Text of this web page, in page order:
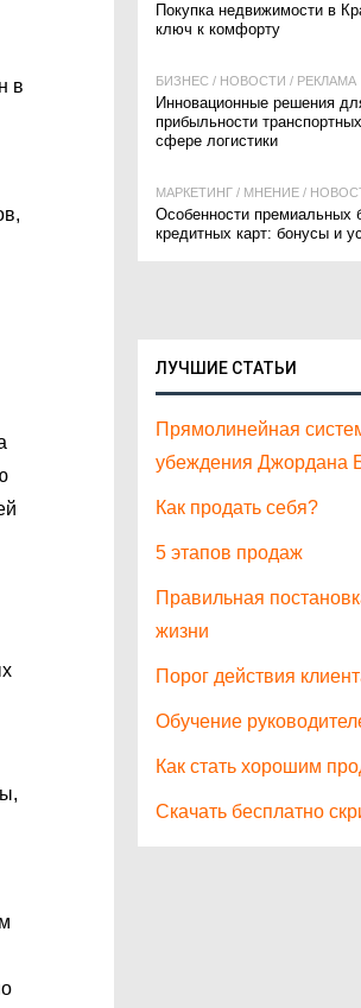
в
Покупка недвижимости в
ключ к комфорту
БИЗНЕС / НОВОСТИ / РЕКЛАМА
Инновационные решения
прибыльности
сфере логистики
МАРКЕТИНГ / МНЕНИЕ /
Особенности премиальных
кредитных карт: бонусы и
ЛУЧШИЕ СТАТЬИ
Прямолинейная
убеждения Джордана
Как продать себя?
5 этапов продаж
Правильная
жизни
Порог действия
Обучение
Как стать хорошим
Скачать бесплатно